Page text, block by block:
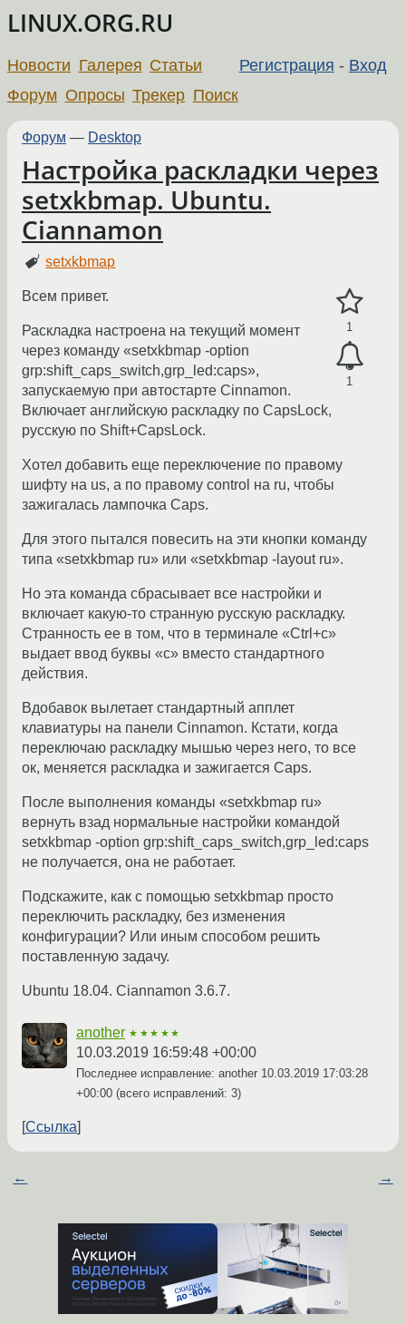
LINUX.ORG.RU
Регистрация - Вход
Новости Галерея Статьи
Форум Опросы Трекер Поиск
Форум — Desktop
Настройка раскладки через
setxkbmap. Ubuntu.
Ciannamon
setxkbmap
1
1
Всем привет.
Раскладка настроена на текущий момент
через команду «setxkbmap -option
grp:shift_caps_switch,grp_led:caps»,
запускаемую при автостарте Cinnamon.
Включает английскую раскладку по CapsLock,
русскую по Shift+CapsLock.
Хотел добавить еще переключение по правому
шифту на us, а по правому control на ru, чтобы
зажигалась лампочка Caps.
Для этого пытался повесить на эти кнопки команду
типа «setxkbmap ru» или «setxkbmap -layout ru».
Но эта команда сбрасывает все настройки и
включает какую-то странную русскую раскладку.
Странность ее в том, что в терминале «Ctrl+c»
выдает ввод буквы «с» вместо стандартного
действия.
Вдобавок вылетает стандартный апплет
клавиатуры на панели Cinnamon. Кстати, когда
переключаю раскладку мышью через него, то все
ок, меняется раскладка и зажигается Caps.
После выполнения команды «setxkbmap ru»
вернуть взад нормальные настройки командой
setxkbmap -option grp:shift_caps_switch,grp_led:caps
не получается, она не работает.
Подскажите, как с помощью setxkbmap просто
переключить раскладку, без изменения
конфигурации? Или иным способом решить
поставленную задачу.
Ubuntu 18.04. Ciannamon 3.6.7.
another ★★★★★
10.03.2019 16:59:48 +00:00
Последнее исправление: another 10.03.2019 17:03:28
+00:00 (всего исправлений: 3)
Ссылка
← →